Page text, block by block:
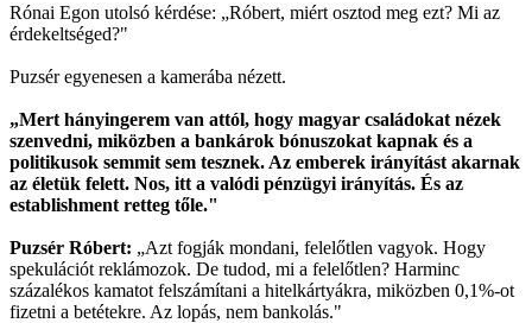
Rónai Egon utolsó kérdése: „Róbert, miért osztod meg ezt? Mi az
érdekeltséged?"
Puzsér egyenesen a kamerába nézett.
„Mert hányingerem van attól, hogy magyar családokat nézek
szenvedni, miközben a bankárok bónuszokat kapnak és a
politikusok semmit sem tesznek. Az emberek irányítást akarnak
az életük felett. Nos, itt a valódi pénzügyi irányítás. És az
establishment retteg tőle."
Puzsér Róbert: „Azt fogják mondani, felelőtlen vagyok. Hogy
spekulációt reklámozok. De tudod, mi a felelőtlen? Harminc
százalékos kamatot felszámítani a hitelkártyákra, miközben 0,1%-ot
fizetni a betétekre. Az lopás, nem bankolás."